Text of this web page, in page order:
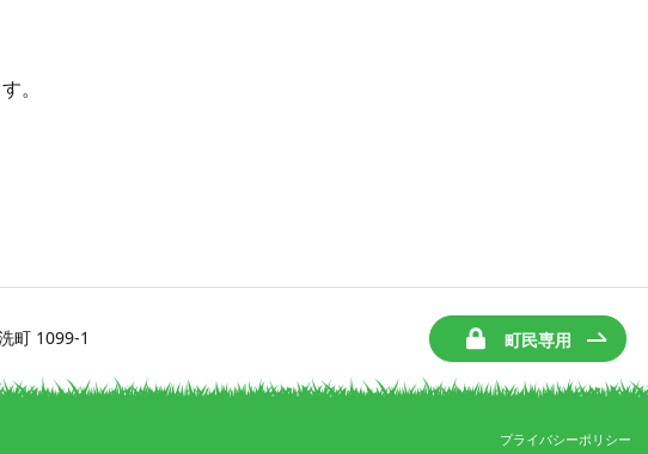
。
町 1099-1 町民専用
プライバシーポリシー